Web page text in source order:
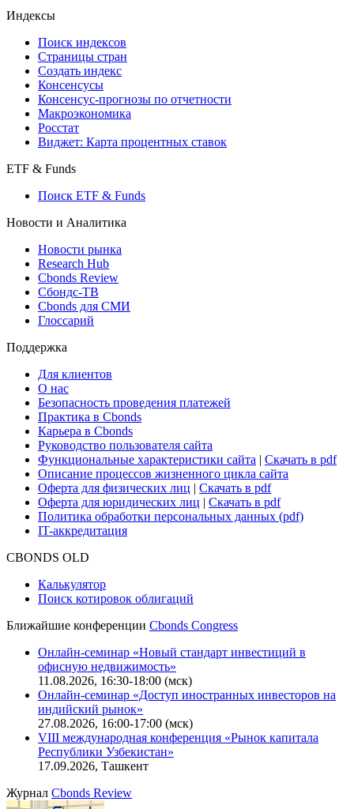
Индексы
Поиск индексов
Страницы стран
Создать индекс
Консенсусы
Консенсус-прогнозы по отчетности
Макроэкономика
Росстат
Виджет: Карта процентных ставок
ETF & Funds
Поиск ETF & Funds
Новости и Аналитика
Новости рынка
Research Hub
Cbonds Review
Сбондс-ТВ
Cbonds для СМИ
Глоссарий
Поддержка
Для клиентов
О нас
Безопасность проведения платежей
Практика в Cbonds
Карьера в Cbonds
Руководство пользователя сайта
Функциональные характеристики сайта
Скачать в pdf
Описание процессов жизненного цикла сайта
Оферта для физических лиц
Скачать в pdf
Оферта для юридических лиц
Скачать в pdf
Политика обработки персональных данных (pdf)
IT-аккредитация
CBONDS OLD
Калькулятор
Поиск котировок облигаций
Ближайшие конференции Cbonds Congress
Онлайн-семинар «Новый стандарт инвестиций в
офисную недвижимость»
11.08.2026, 16:30-18:00 (мск)
Онлайн-семинар «Доступ иностранных инвесторов на
индийский рынок»
27.08.2026, 16:00-17:00 (мск)
VIII международная конференция «Рынок капитала
Республики Узбекистан»
17.09.2026, Ташкент
Журнал Cbonds Review